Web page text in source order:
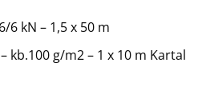
6 kN – 1,5 x 50 m
kb.100 g/m2 – 1 x 10 m Kartal